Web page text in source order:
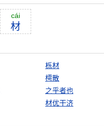
cái
材
栎材
樗散
之乎者也
材优干济